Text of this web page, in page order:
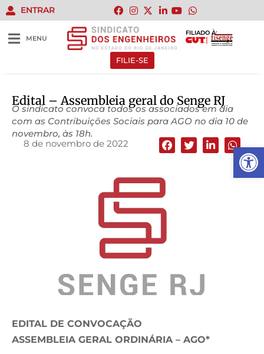
Abrir
ENTRAR
MENU
FILIADO À:
FILIE-SE
Edital – Assembleia geral do Senge RJ
O sindicato convoca todos os associados em dia
com as Contribuições Sociais para AGO no dia 10 de
novembro, às 18h.
8 de novembro de 2022
EDITAL DE CONVOCAÇÃO
ASSEMBLEIA GERAL ORDINÁRIA – AGO*